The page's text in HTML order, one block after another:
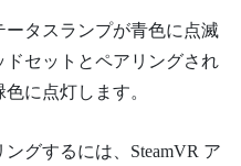
タスランプが青色に点滅
ドセットとペアリングされ
色に点灯します。
グするには、 SteamVR ア